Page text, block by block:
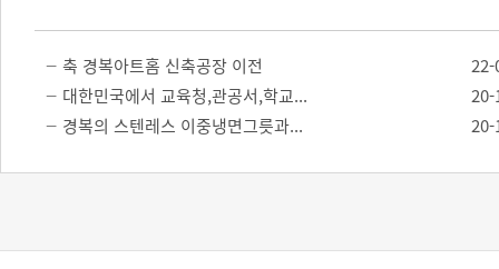
축 경복아트홈 신축공장 이전
22-
대한민국에서 교육청,관공서,학교...
20-
경복의 스텐레스 이중냉면그릇과...
20-